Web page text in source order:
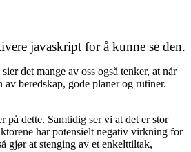
javaskript for å kunne se den.
det mange av oss også tenker, at når
beredskap, gode planer og rutiner.
på dette. Samtidig ser vi at det er stor
har potensielt negativ virkning for
gjør at stenging av et enkelttiltak,